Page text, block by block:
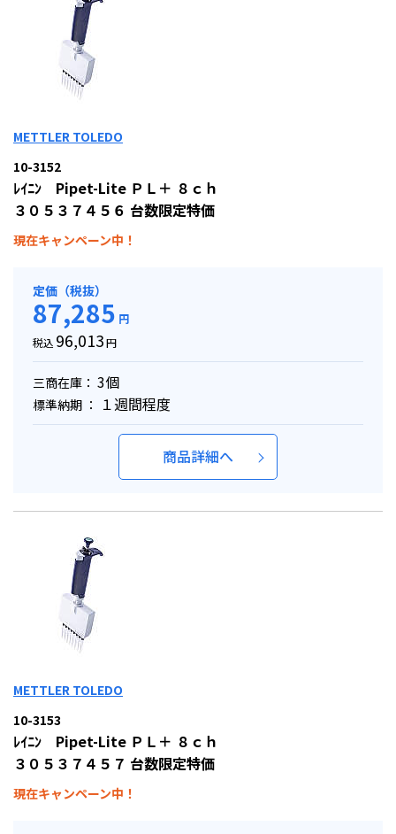
METTLER TOLEDO
10-3152
ﾚｲﾆﾝ Pipet-Lite ＰＬ＋ ８ｃｈ
３０５３７４５６ 台数限定特価
現在キャンペーン中！
定価（税抜）
87,285 円
税込 96,013円
三商在庫： 3個
標準納期 ： １週間程度
商品詳細へ
METTLER TOLEDO
10-3153
ﾚｲﾆﾝ Pipet-Lite ＰＬ＋ ８ｃｈ
３０５３７４５７ 台数限定特価
現在キャンペーン中！